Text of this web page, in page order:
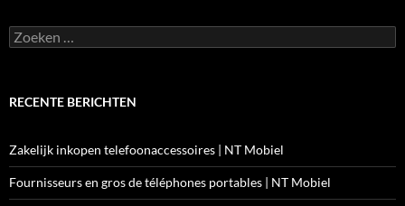
Zoeken
naar:
RECENTE BERICHTEN
Zakelijk inkopen telefoonaccessoires | NT Mobiel
Fournisseurs en gros de téléphones portables | NT Mobiel